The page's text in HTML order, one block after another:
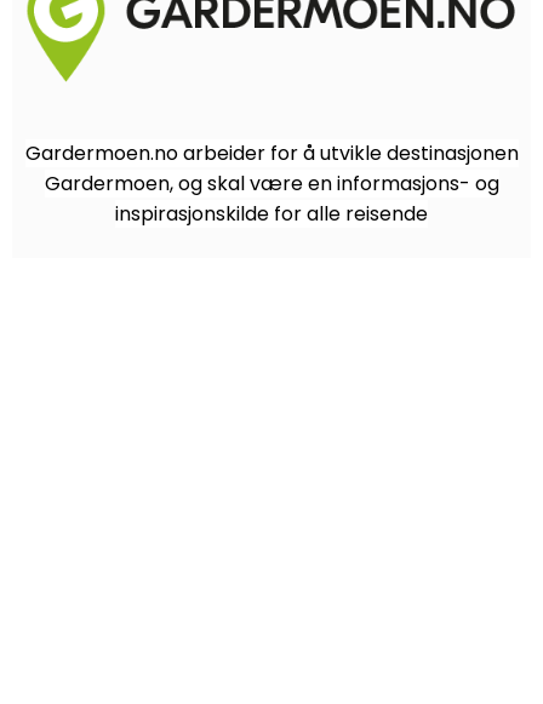
Gardermoen.no arbeider for å utvikle destinasjonen
Gardermoen, og skal være en informasjons- og
inspirasjonskilde for alle reisende